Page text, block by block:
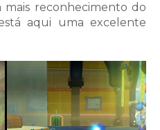
reconhecimento do
aqui uma excelente